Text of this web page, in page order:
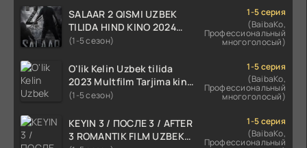
SALAAR 2 QISMI UZBEK
TILIDA HIND KINO 2024
TARJIMA 720p HD Skachat
(1-5 сезон)
1-5 серия
(BaibaKo,
Профессиональный
многоголосый)
O'lik Kelin Uzbek tilida
2023 Multfilm Tarjima kino
skachat
(1-5 сезон)
1-5 серия
(BaibaKo,
Профессиональный
многоголосый)
KEYIN 3 / ПОСЛЕ 3 / AFTER
3 ROMANTIK FILM UZBEK
1-5 серия
(BaibaKo,
Профессиональный